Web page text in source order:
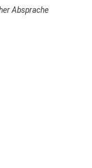
Absprache